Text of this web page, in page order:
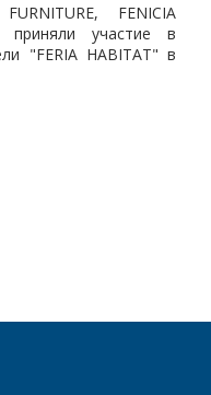
FENICIA
приняли участие в
"FERIA HABITAT" в